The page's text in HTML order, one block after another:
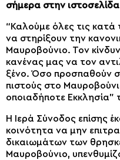
σήμερα στην
“Καλούμε όλες τις κατά
να στηρίξουν την
Μαυροβούνιο. Τον
κανένας μας να τον
ξένο. Όσο προσπαθούν
πιστούς στο
οποιαδήποτε Εκκλησία”
Η Ιερά Σύνοδος επίσης
κοινότητα να μην
δικαιωμάτων των
Μαυροβούνιο,